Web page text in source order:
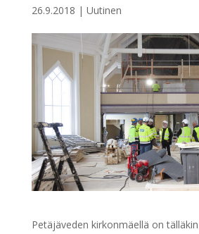
26.9.2018 | Uutinen
Petäjäveden kirkonmäellä on